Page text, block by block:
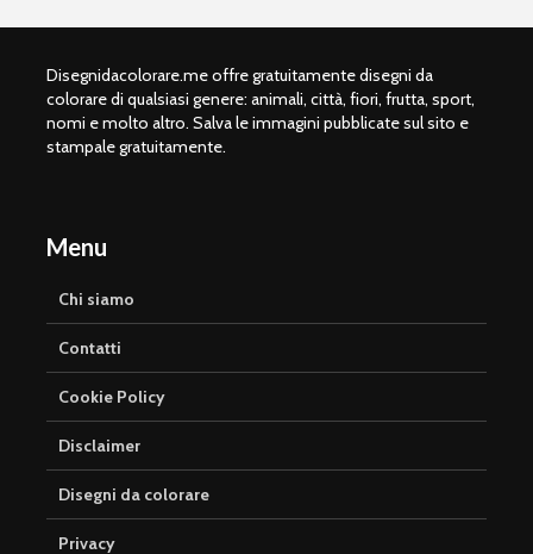
Disegnidacolorare.me offre gratuitamente disegni da
colorare di qualsiasi genere: animali, città, fiori, frutta, sport,
nomi e molto altro. Salva le immagini pubblicate sul sito e
stampale gratuitamente.
Menu
Chi siamo
Contatti
Cookie Policy
Disclaimer
Disegni da colorare
Privacy